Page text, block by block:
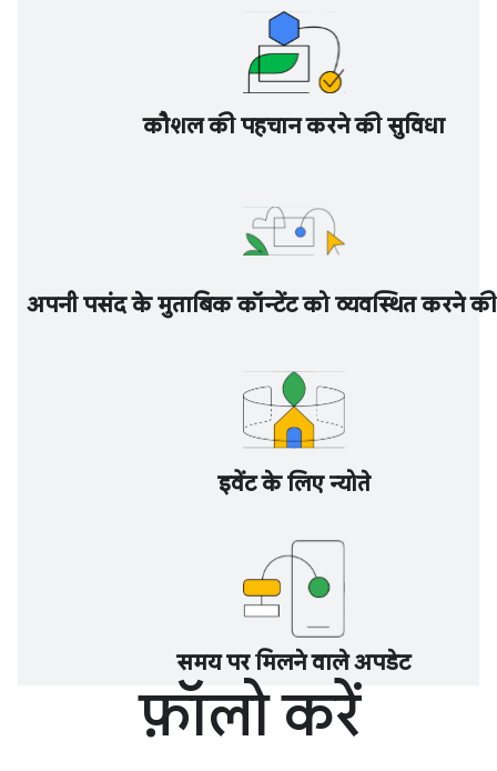
कौशल की पहचान करने की सुविधा
अपनी पसंद के मुताबिक कॉन्टेंट को व्यवस्थित करने
इवेंट के लिए न्योते
समय पर मिलने वाले अपडेट
फ़ॉलो करें